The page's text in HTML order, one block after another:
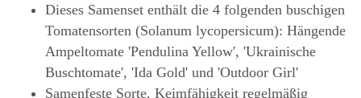
Dieses Samenset enthält die 4 folgenden buschigen
Tomatensorten (Solanum lycopersicum): Hängende
Ampeltomate 'Pendulina Yellow', 'Ukrainische
Buschtomate', 'Ida Gold' und 'Outdoor Girl'
Samenfeste Sorte, Keimfähigkeit regelmäßig